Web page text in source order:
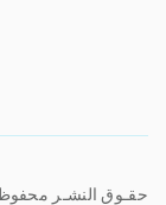
حقـوق النشـر محفوظة